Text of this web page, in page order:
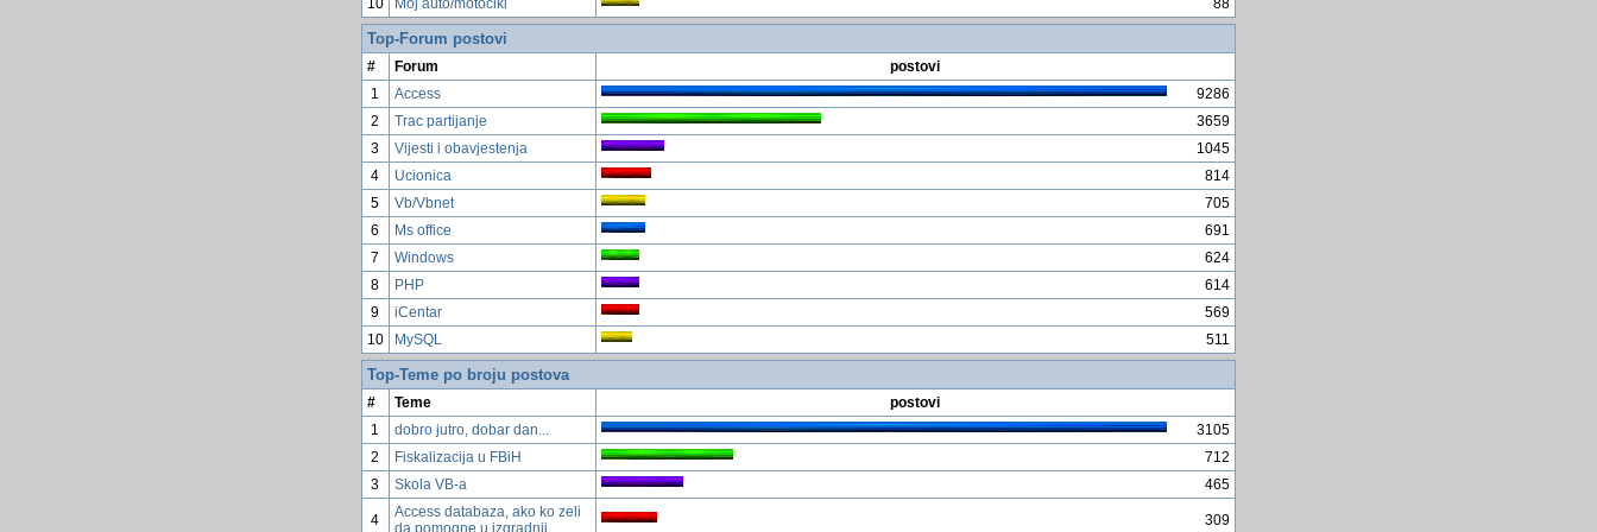
10 Moj auto/motocikl 88
Top-Forum postovi
# Forum
postovi
1
Access
9286
2
Trac partijanje
3659
3
Vijesti i obavjestenja
1045
4
Ucionica
814
5
Vb/Vbnet
705
6
Ms office
691
7
Windows
624
8
PHP
614
9
iCentar
569
10
MySQL 511
Top-Teme po broju postova
# Teme
postovi
1
dobro jutro, dobar dan...
3105
2
Fiskalizacija u FBiH
712
3
Skola VB-a 465
4
Access databaza, ako ko zeli
da pomogne u izgradnji
309